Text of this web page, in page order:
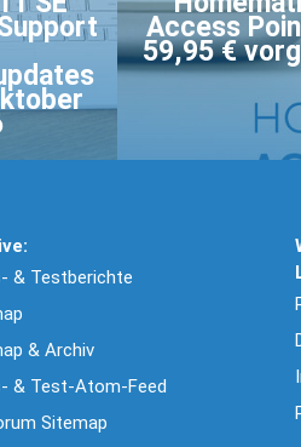
Access
59,95 €
& Testberichte
& Archiv
& Test-Atom-Feed
Sitemap